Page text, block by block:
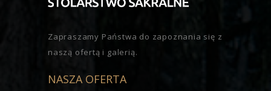
Zapraszamy Państwa do zapoznania się z
naszą ofertą i galerią.
NASZA OFERTA